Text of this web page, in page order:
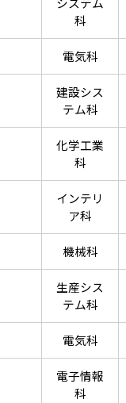
科
電気科
建設シス
テム科
化学工業
科
インテリ
ア科
機械科
生産シス
テム科
電気科
電子情報
科